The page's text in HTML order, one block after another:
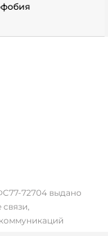
72704 выдано